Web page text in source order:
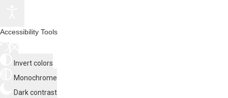
Accessibility Tools
Invert colors
Monochrome
Dark contrast